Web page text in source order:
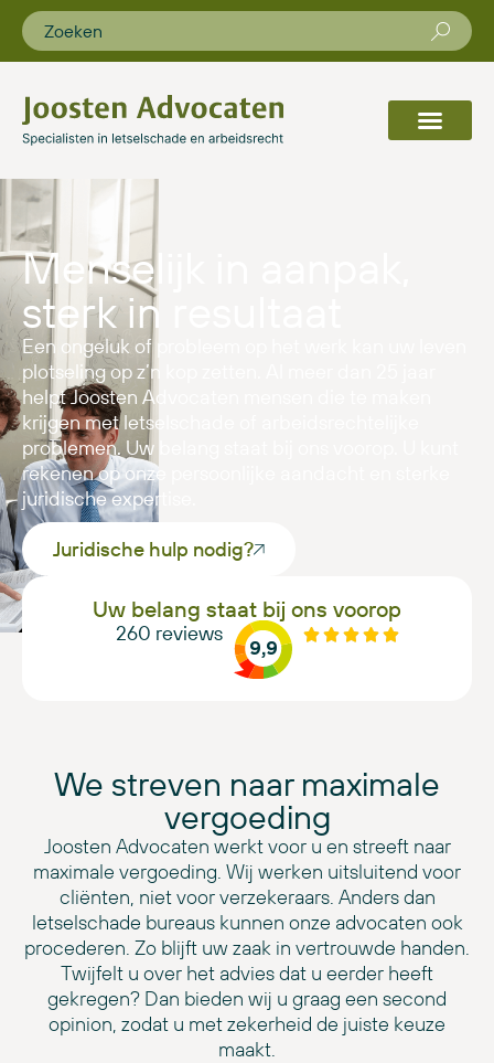
Menselijk in aanpak,
sterk in resultaat
Een ongeluk of probleem op het werk kan uw leven
plotseling op z’n kop zetten. Al meer dan 25 jaar
helpt Joosten Advocaten mensen die te maken
krijgen met letselschade of arbeidsrechtelijke
problemen. Uw belang staat bij ons voorop. U kunt
rekenen op onze persoonlijke aandacht en sterke
juridische expertise.
Juridische hulp nodig?
Uw belang staat bij ons voorop
260 reviews
9,9
We streven naar maximale
vergoeding
Joosten Advocaten werkt voor u en streeft naar
maximale vergoeding. Wij werken uitsluitend voor
cliënten, niet voor verzekeraars. Anders dan
letselschade bureaus kunnen onze advocaten ook
procederen. Zo blijft uw zaak in vertrouwde handen.
Twijfelt u over het advies dat u eerder heeft
gekregen? Dan bieden wij u graag een second
opinion, zodat u met zekerheid de juiste keuze
maakt.